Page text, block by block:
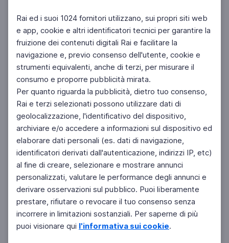
Rai ed i suoi 1024 fornitori utilizzano, sui propri siti web
e app, cookie e altri identificatori tecnici per garantire la
fruizione dei contenuti digitali Rai e facilitare la
navigazione e, previo consenso dell'utente, cookie e
strumenti equivalenti, anche di terzi, per misurare il
consumo e proporre pubblicità mirata.
Per quanto riguarda la pubblicità, dietro tuo consenso,
Rai e terzi selezionati possono utilizzare dati di
geolocalizzazione, l'identificativo del dispositivo,
archiviare e/o accedere a informazioni sul dispositivo ed
elaborare dati personali (es. dati di navigazione,
identificatori derivati dall'autenticazione, indirizzi IP, etc)
al fine di creare, selezionare e mostrare annunci
personalizzati, valutare le performance degli annunci e
derivare osservazioni sul pubblico. Puoi liberamente
prestare, rifiutare o revocare il tuo consenso senza
incorrere in limitazioni sostanziali. Per saperne di più
puoi visionare qui l'informativa sui cookie.
Facebook Instagram Twitter